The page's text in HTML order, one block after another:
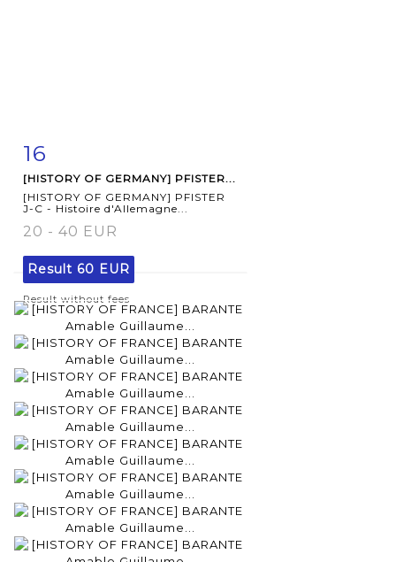
Item detail
16
[HISTORY OF GERMANY] PFISTER...
[HISTORY OF GERMANY] PFISTER
J-C - Histoire d'Allemagne...
20 - 40 EUR
Result 60 EUR
Result without fees